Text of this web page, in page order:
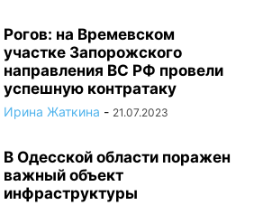
Рогов: на Времевском
участке Запорожского
направления ВС РФ провели
успешную контратаку
Ирина Жаткина - 21.07.2023
В Одесской области поражен
важный объект
инфраструктуры